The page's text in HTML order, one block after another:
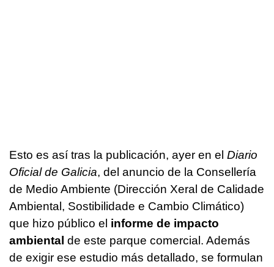
Esto es así tras la publicación, ayer en el Diario
Oficial de Galicia, del anuncio de la Consellería
de Medio Ambiente (Dirección Xeral de Calidade
Ambiental, Sostibilidade e Cambio Climático)
que hizo público el informe de impacto
ambiental de este parque comercial. Además
de exigir ese estudio más detallado, se formulan